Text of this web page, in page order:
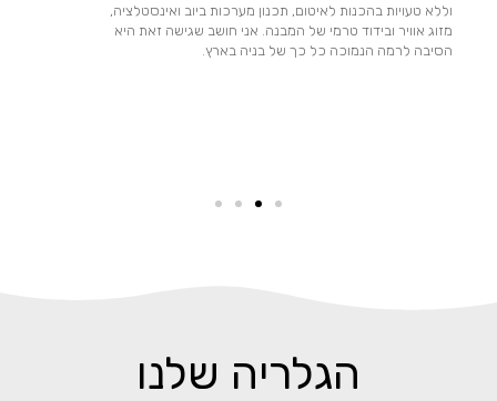
וללא טעויות בהכנות לאיטום, תכנון מערכות ביוב ואינסטלציה,
מזוג אוויר ובידוד טרמי של המבנה. אני חושב שגישה זאת היא
הסיבה לרמה הנמוכה כל כך של בניה בארץ.
הגלריה שלנו